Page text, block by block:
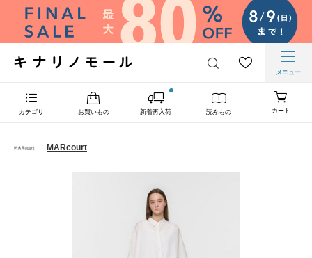
メニュー
カテゴリ お買いもの 新着再入荷 読みもの カート
MARcourt